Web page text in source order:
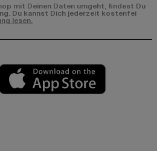
mit Deinen Daten umgeht, findest Du
Du kannst Dich jederzeit kostenfei
lesen.
market